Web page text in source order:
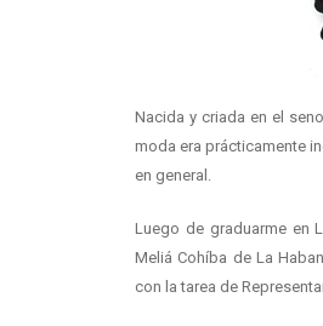
Nacida y criada en el
moda era prácticamente
en general.
Luego de graduarme en
Meliá Cohíba de La
con la tarea de